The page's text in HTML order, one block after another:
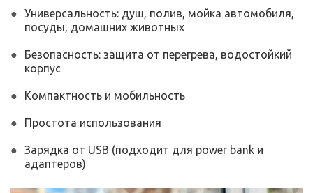
Универсальность: душ, полив, мойка автомобиля,
посуды, домашних животных
Безопасность: защита от перегрева, водостойкий
корпус
Компактность и мобильность
Простота использования
Зарядка от USB (подходит для power bank и
адаптеров)